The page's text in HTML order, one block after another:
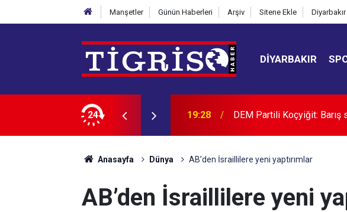
Manşetler Günün Haberleri Arşiv Sitene Ekle
DIYARBAKIR
24
demokratik bir ihtiyaç değildir 19:09
güçlenecektir
Anasayfa Dünya AB’den İsraillilere yeni yaptırımlar
AB’den İsraillilere yeni